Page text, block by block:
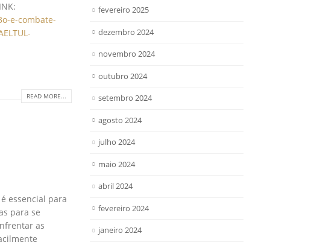
e-combate-
READ MORE...
essencial para
para se
as
fevereiro 2025
dezembro 2024
novembro 2024
outubro 2024
setembro 2024
agosto 2024
julho 2024
maio 2024
abril 2024
fevereiro 2024
janeiro 2024